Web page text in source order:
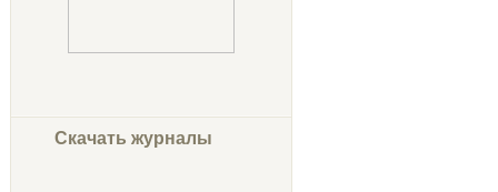
Скачать журналы